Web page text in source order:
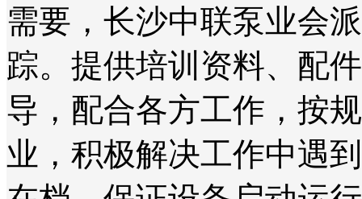
需要，长沙中联泵业会
踪。提供培训资料、配
导，配合各方工作，按
业，积极解决工作中遇